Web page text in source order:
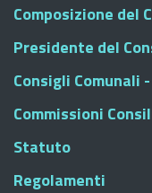
Composizione del
Presidente del
Consigli Comunali
Commissioni
Statuto
Regolamenti